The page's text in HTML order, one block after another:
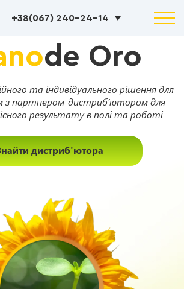
+38(067) 240-24-14
de Oro
та індивідуального рішення для
з партнером-дистриб’ютором для
результату в полі та роботі
дистриб'ютора